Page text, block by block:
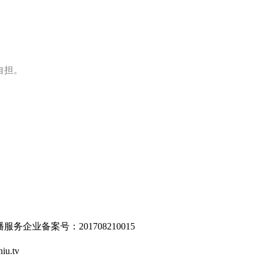
。
务企业备案号：201708210015